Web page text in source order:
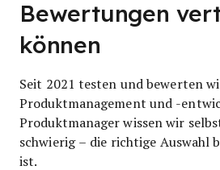
Bewertungen
können
Seit 2021 testen und bewerten
Produktmanagement und -
Produktmanager wissen wir
schwierig – die richtige Auswahl
ist.